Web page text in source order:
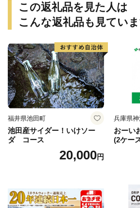
この返礼品を見た人は
こんな返礼品も見てい
福井県池田町
池田産サイダー！いけソー
ダ コース
20,000円
兵庫県
おーい
(2ケー